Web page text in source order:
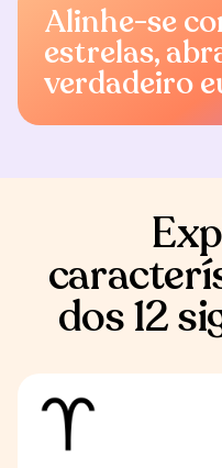
Alinhe-se
estrelas,
verdadeiro
dos 12